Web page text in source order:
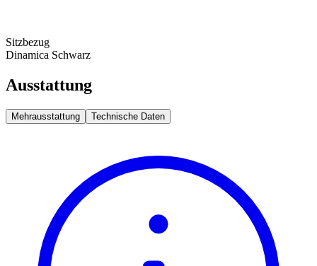
Sitzbezug
Dinamica Schwarz
Ausstattung
Mehrausstattung Technische Daten